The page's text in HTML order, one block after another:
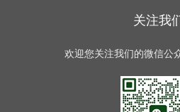
关注我
欢迎您关注我们的微信公